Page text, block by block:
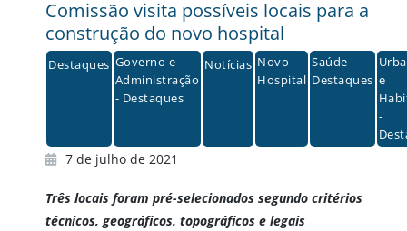
Comissão visita possíveis locais para a
construção do novo hospital
Destaques Governo e
Administração
- Destaques
Notícias Novo
Hospital
Saúde -
Destaques e
-
7 de julho de 2021
Três locais foram pré-selecionados segundo critérios
técnicos, geográficos, topográficos e legais